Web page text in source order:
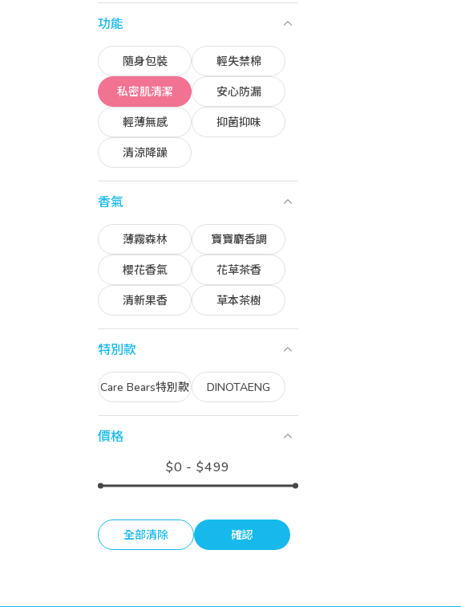
功能
隨身包裝
輕失禁棉
私密肌清潔
安心防漏
輕薄無感
抑菌抑味
清涼降躁
香氣
薄霧森林
寶寶麝香調
櫻花香氣
花草茶香
清新果香
草本茶樹
特別款
Care Bears特別款 DINOTAENG
價格
$0 - $499
全部清除 確認